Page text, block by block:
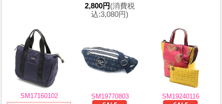
2,800円(消費税
込:3,080円)
SM17160102 SM19770803 SM19240116